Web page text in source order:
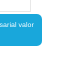
valor